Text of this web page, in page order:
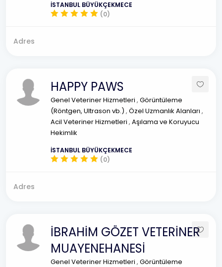
İSTANBUL BÜYÜKÇEKMECE
(0)
Adres
HAPPY PAWS
Genel Veteriner Hizmetleri , Görüntüleme
(Röntgen, Ultrason vb.) , Özel Uzmanlık Alanları ,
Acil Veteriner Hizmetleri , Aşılama ve Koruyucu
Hekimlik
İSTANBUL BÜYÜKÇEKMECE
(0)
Adres
İBRAHİM GÖZET VETERİNER
MUAYENEHANESİ
Genel Veteriner Hizmetleri , Görüntüleme